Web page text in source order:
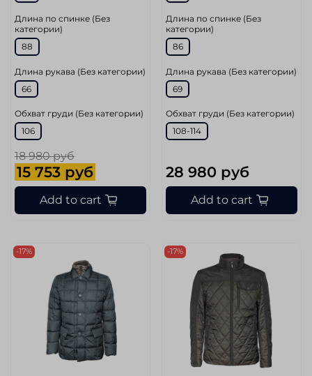
Длина по спинке (Без
категории)
88
Длина рукава (Без категории)
66
Обхват груди (Без категории)
106
18 980 руб
15 753 руб
Add to cart
Длина по спинке (Без
категории)
86
Длина рукава (Без категории)
69
Обхват груди (Без категории)
108-114
28 980 руб
Add to cart
-17% -17%